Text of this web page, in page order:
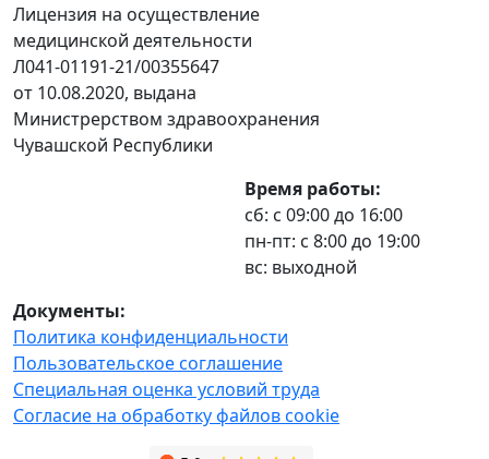
Лицензия на осуществление
медицинской деятельности
Л041-01191-21/00355647
от 10.08.2020, выдана
Министрерством здравоохранения
Чувашской Республики
Время работы:
сб: с 09:00 до 16:00
пн-пт: с 8:00 до 19:00
вс: выходной
Документы:
Политика конфиденциальности
Пользовательское соглашение
Специальная оценка условий труда
Согласие на обработку файлов cookie